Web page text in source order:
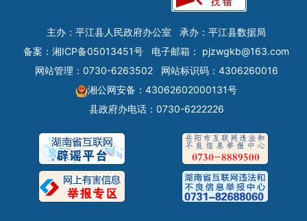
主办：平江县人民政府办公室
承办：平江县数据局
备案： 湘ICP备05013451号 电子邮箱： pjzwgkb@163.com
网站管理：0730-6263502
网站标识码：4306260016
湘公网安备：43062602000131号
县政府办电话：0730-6222226